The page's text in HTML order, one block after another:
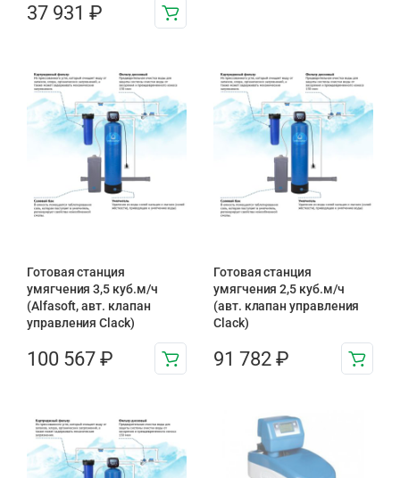
37 931 ₽
Готовая станция
умягчения 3,5 куб.м/ч
(Alfasoft, авт. клапан
управления Clack)
100 567 ₽
Готовая станция
умягчения 2,5 куб.м/ч
(авт. клапан управления
Clack)
91 782 ₽